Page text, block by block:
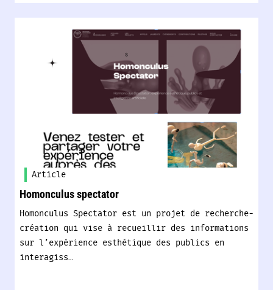
Article
Homonculus spectator
Homonculus Spectator est un projet de recherche-
création qui vise à recueillir des informations
sur l’expérience esthétique des publics en
interagiss…